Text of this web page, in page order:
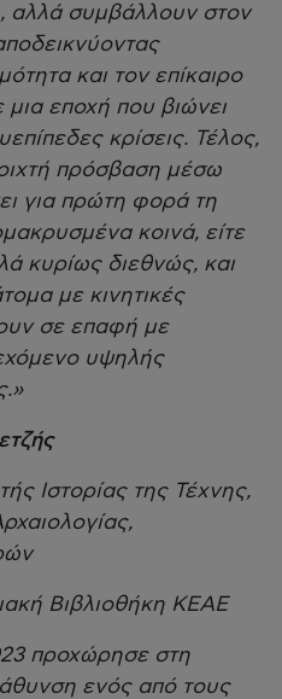
αλλά συμβάλλουν στον
και τον επίκαιρο
εποχή που βιώνει
κρίσεις. Τέλος,
πρόσβαση μέσω
για πρώτη φορά τη
κοινά, είτε
κυρίως διεθνώς, και
με κινητικές
σε επαφή με
υψηλής
Ιστορίας της Τέχνης,
Βιβλιοθήκη ΚΕΑΕ
προχώρησε στη
ενός από τους